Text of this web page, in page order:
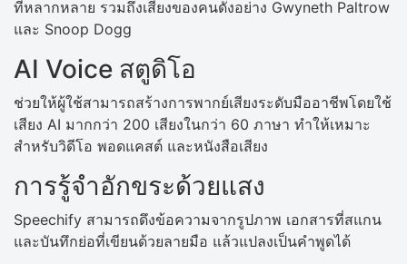
ที่หลากหลาย รวมถึงเสียงของคนดังอย่าง Gwyneth Paltrow
และ Snoop Dogg
AI Voice สตูดิโอ
ช่วยให้ผู้ใช้สามารถสร้างการพากย์เสียงระดับมืออาชีพโดยใช้
เสียง AI มากกว่า 200 เสียงในกว่า 60 ภาษา ทำให้เหมาะ
สำหรับวิดีโอ พอดแคสต์ และหนังสือเสียง
การรู้จำอักขระด้วยแสง
Speechify สามารถดึงข้อความจากรูปภาพ เอกสารที่สแกน
และบันทึกย่อที่เขียนด้วยลายมือ แล้วแปลงเป็นคำพูดได้